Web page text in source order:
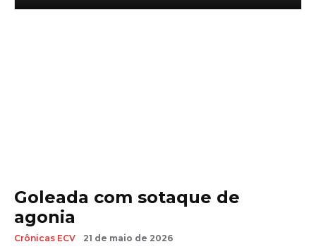
Goleada com sotaque de
agonia
Crônicas ECV
21 de maio de 2026